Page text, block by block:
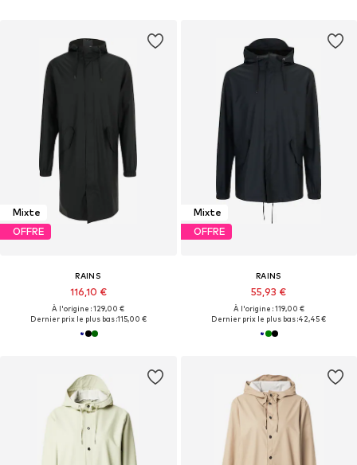
Mixte
OFFRE
RAINS
116,10 €
À l'origine : 129,00 €
Dernier prix le plus bas :115,00 €
Mixte
OFFRE
RAINS
55,93 €
À l'origine : 119,00 €
Dernier prix le plus bas :42,45 €